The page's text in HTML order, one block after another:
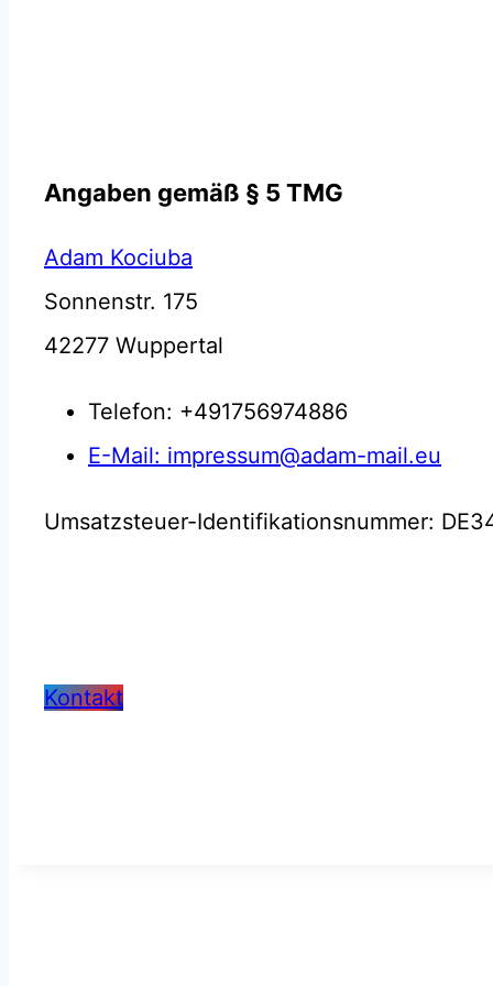
Angaben gemäß § 5 TMG
Adam Kociuba
Sonnenstr. 175
42277 Wuppertal
Telefon: +491756974886
E-Mail: impressum@adam-mail.eu
Umsatzsteuer-Identifikationsnummer:
Kontakt